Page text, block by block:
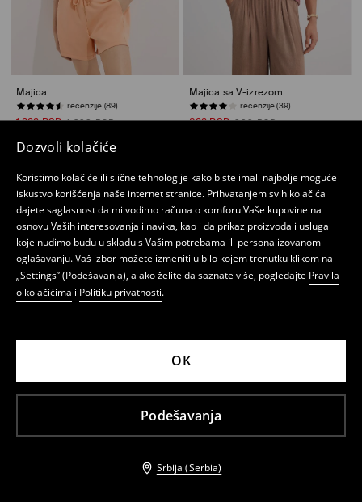
Dozvoli kolačiće
Koristimo kolačiće ili slične tehnologije kako biste imali najbolje moguće
iskustvo korišćenja naše internet stranice. Prihvatanjem svih kolačića
dajete saglasnost da mi vodimo računa o komforu Vaše kupovine na
osnovu Vaših interesovanja i navika, kao i da prikaz proizvoda i usluga
koje nudimo budu u skladu s Vašim potrebama ili personalizovanom
oglašavanju. Vaš izbor možete izmeniti u bilo kojem trenutku klikom na
„Settings” (Podešavanja), a ako želite da saznate više, pogledajte Pravila
o kolačićima i Politiku privatnosti.
Podešavanja
OK
Srbija (Serbia)
Majica
recenzije (89)
1 299 RSD 1 399 RSD
KOD: SUMMER15
Majica sa V-izrezom
recenzije (39)
899 RSD 999 RSD
-7%
799 RSD 859 RSD
-7%
Basic majica
799 RSD 859 RSD